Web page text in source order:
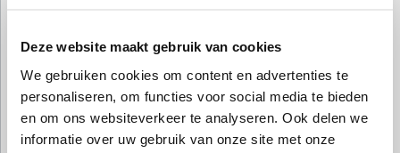
Deze website maakt gebruik van cookies
We gebruiken cookies om content en advertenties te
personaliseren, om functies voor social media te bieden
en om ons websiteverkeer te analyseren. Ook delen we
informatie over uw gebruik van onze site met onze
Kleur aluminium